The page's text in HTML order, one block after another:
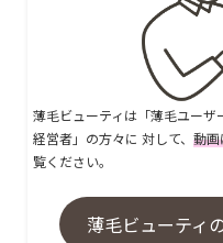
薄毛ビューティは「薄毛ユー
経営者」の方々に 対して、 動画
覧ください。
薄毛ビューティ